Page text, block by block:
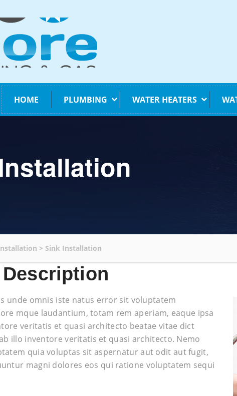
HOME PLUMBING WATER HEATERS
> Sink Installation
unde omnis iste natus error sit voluptatem
mque laudantium, totam rem aperiam, eaque ipsa
veritatis et quasi architecto beatae vitae dict
illo inventore veritatis et quasi architecto. Nemo
quia voluptas sit aspernatur aut odit aut fugit,
magni dolores eos qui ratione voluptatem sequi